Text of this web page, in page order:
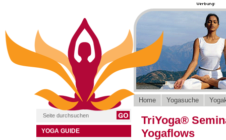
YOGA GUIDE
Home Yogasuche
TriYoga®
Yogaflows